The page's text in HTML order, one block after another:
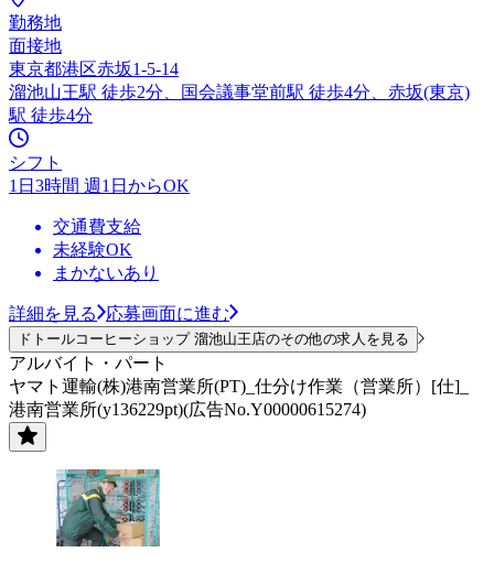
勤務地
面接地
東京都港区赤坂1-5-14
溜池山王駅 徒歩2分、国会議事堂前駅 徒歩4分、赤坂(東京)
駅 徒歩4分
シフト
1日3時間 週1日からOK
交通費支給
未経験OK
まかないあり
詳細を見る 応募画面に進む
ドトールコーヒーショップ 溜池山王店のその他の求人を見る
アルバイト・パート
ヤマト運輸(株)港南営業所(PT)_仕分け作業（営業所）[仕]_
港南営業所(y136229pt)(広告No.Y00000615274)